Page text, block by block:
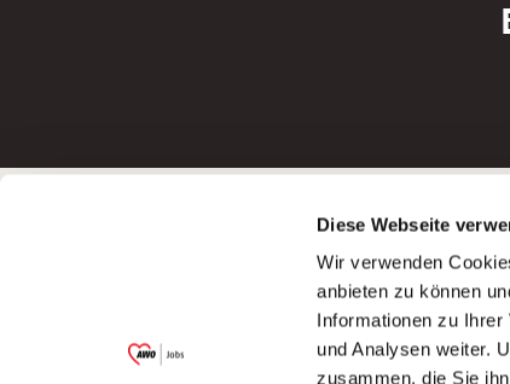
Diese Webseite
Wir verwenden
anbieten zu können
Informationen zu
und Analysen weiter.
zusammen, die Sie
Garitz Bewirtschaftungsbetriebe GmbH
(Ein Tochterunternehmen des AWO
Bezirksverbandes Unterfranken e.V.)